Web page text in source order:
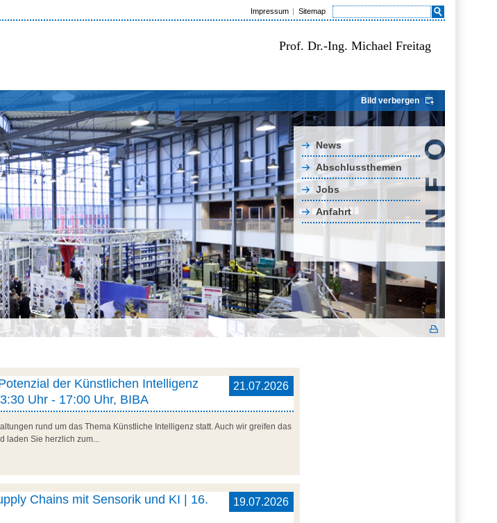
Impressum Sitemap
Prof. Dr.-Ing. Michael Freitag
Bild verbergen
News
Abschlussthemen
Jobs
Anfahrt
21.07.2026
der Künstlichen Intelligenz
Uhr - 17:00 Uhr, BIBA
rund um das Thema Künstliche Intelligenz statt. Auch wir greifen das
laden Sie herzlich zum...
19.07.2026
Chains mit Sensorik und KI | 16.